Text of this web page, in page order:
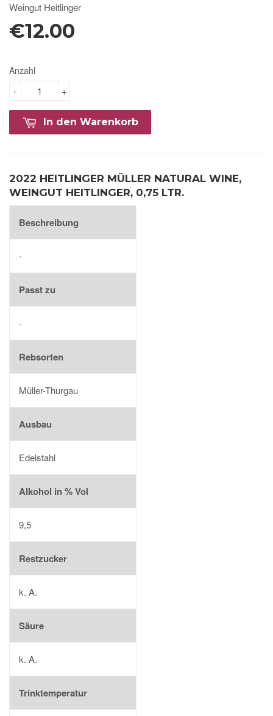
Weingut Heitlinger
€12.00
Anzahl
+
-
In den Warenkorb
2022 HEITLINGER MÜLLER NATURAL WINE,
WEINGUT HEITLINGER, 0,75 LTR.
Beschreibung
-
Passt zu
-
Rebsorten
Müller-Thurgau
Ausbau
Edelstahl
Alkohol in % Vol
9,5
Restzucker
k. A.
Säure
k. A.
Trinktemperatur